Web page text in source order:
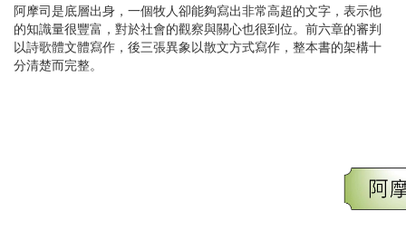
阿摩司是底層出身，一個牧人卻能夠寫出非常高超的文字，表示他
的知識量很豐富，對於社會的觀察與關心也很到位。前六章的審判
以詩歌體文體寫作，後三張異象以散文方式寫作，整本書的架構十
分清楚而完整。